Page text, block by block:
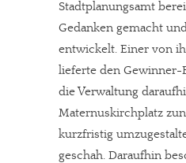
Stadtplanungsamt
Gedanken gemacht
entwickelt. Einer von
lieferte den Gewinner-
die Verwaltung
Maternuskirchplatz
kurzfristig
geschah. Daraufhin